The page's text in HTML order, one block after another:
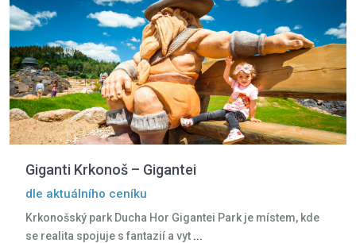
Giganti Krkonoš – Gigantei
dle aktuálního ceníku
Krkonošský park Ducha Hor Gigantei Park je místem, kde
se realita spojuje s fantazií a vyt ...
Jizerské